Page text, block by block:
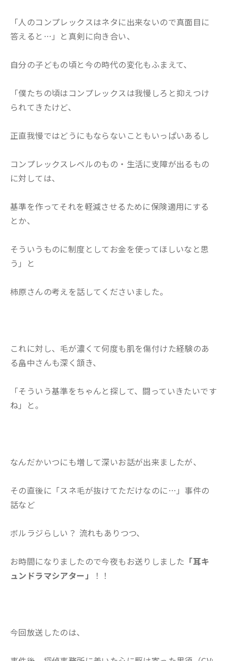
「人のコンプレックスはネタに出来ないので真面目に
答えると…」と真剣に向き合い、
自分の子どもの頃と今の時代の変化もふまえて、
「僕たちの頃はコンプレックスは我慢しろと抑えつけ
られてきたけど、
正直我慢ではどうにもならないこともいっぱいあるし
コンプレックスレベルのもの・生活に支障が出るもの
に対しては、
基準を作ってそれを軽減させるために保険適用にする
とか、
そういうものに制度としてお金を使ってほしいなと思
う」と
柿原さんの考えを話してくださいました。
これに対し、毛が濃くて何度も肌を傷付けた経験のあ
る畠中さんも深く頷き、
「そういう基準をちゃんと探して、闘っていきたいです
ね」と。
なんだかいつにも増して深いお話が出来ましたが、
その直後に「スネ毛が抜けてただけなのに…」事件の
話など
ボルラジらしい？ 流れもありつつ、
お時間になりましたので今夜もお送りしました 「耳キ
ュンドラマシアター」
！！
今回放送したのは、